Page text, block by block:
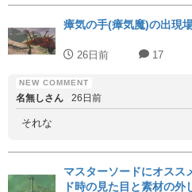
瘴気の手(瘴気魔)の出現
26日前 17
名無しさん 26日前
それな
マスターソードにオスス
ド時の見た目と素材の外